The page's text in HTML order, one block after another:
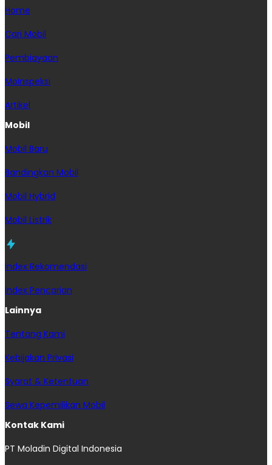
Home
Cari Mobil
Pembiayaan
MoInspeksi
Artikel
Mobil
Mobil Baru
Bandingkan Mobil
Mobil Hybrid
Mobil Listrik
Index Rekomendasi
Index Pencarian
Lainnya
Tentang Kami
Kebijakan Privasi
Syarat & Ketentuan
Sewa Kepemilikan Mobil
Kontak Kami
PT Moladin Digital Indonesia